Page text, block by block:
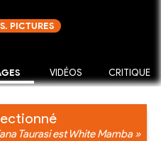
PICTURES
VIDÉOS CRITIQUE
Taurasi est White Mamba »